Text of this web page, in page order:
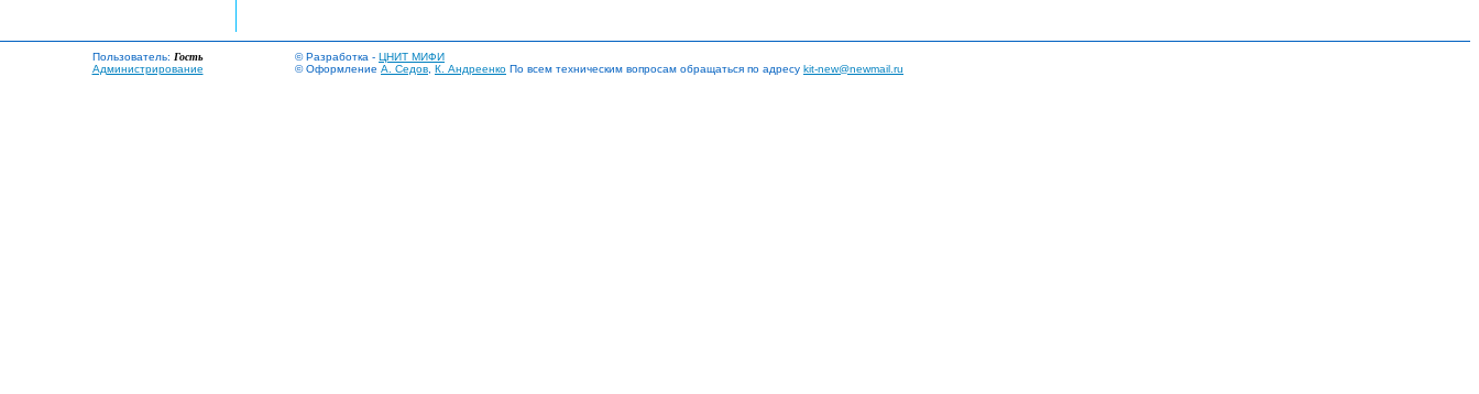
Пользователь: Гость
Администрирование
© Разработка - ЦНИТ МИФИ
© Оформление А. Седов К. Андреенко По всем техническим вопросам обращаться по адресу kit-new@newmail.ru